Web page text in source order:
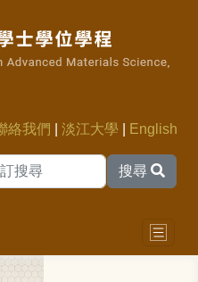
絡我們 |淡江大學 English
搜尋